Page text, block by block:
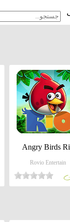
Angry Birds
Rovio Entertain